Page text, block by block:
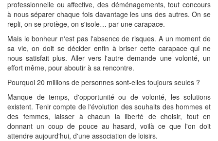
professionnelle ou affective, des déménagements, tout concours
à nous séparer chaque fois davantage les uns des autres. On se
repli, on se protège, on s'isole… par une carapace.
Mais le bonheur n'est pas l'absence de risques. A un moment de
sa vie, on doit se décider enfin à briser cette carapace qui ne
nous satisfait plus. Aller vers l'autre demande une volonté, un
effort même, pour aboutir à sa rencontre.
Pourquoi 20 millions de personnes sont-elles toujours seules ?
Manque de temps, d'opportunité ou de volonté, les solutions
existent. Tenir compte de l'évolution des souhaits des hommes et
des femmes, laisser à chacun la liberté de choisir, tout en
donnant un coup de pouce au hasard, voilà ce que l'on doit
attendre aujourd'hui, d'une association de loisirs.